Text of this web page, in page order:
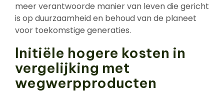
meer verantwoorde manier van leven die gericht
is op duurzaamheid en behoud van de planeet
voor toekomstige generaties.
Initiële hogere kosten in
vergelijking met
wegwerpproducten